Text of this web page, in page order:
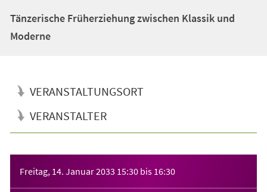
Tänzerische Früherziehung zwischen Klassik und
Moderne
VERANSTALTUNGSORT
VERANSTALTER
Freitag, 14. Januar 2033 15:30 bis 16:30